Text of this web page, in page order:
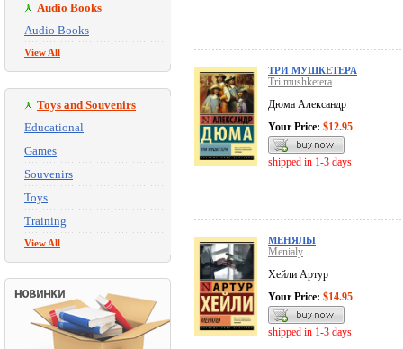
Audio Books
Audio Books
View All
Toys and Souvenirs
Educational
Games
Souvenirs
Toys
Training
View All
ТРИ МУШКЕТЕРА
Tri mushketera
Дюма Александр
Your Price: $12.95
shipped in 1-3 days
МЕНЯЛЫ
Menialy
Хейли Артур
Your Price: $14.95
shipped in 1-3 days